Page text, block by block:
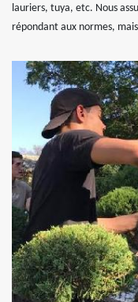
lauriers, tuya, etc. Nous
répondant aux normes,